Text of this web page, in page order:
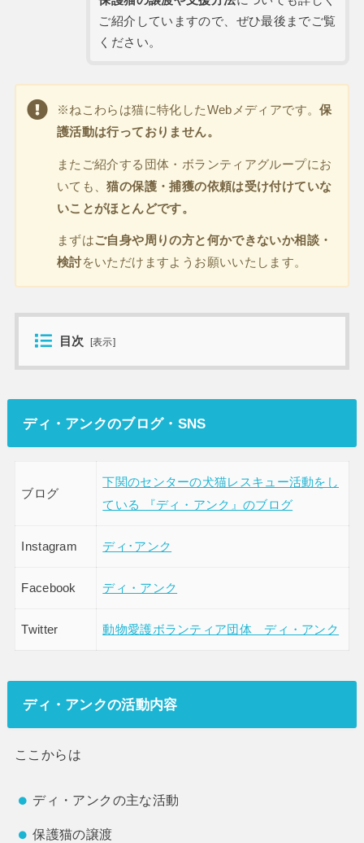
ご紹介していますので、ぜひ最後までご覧
ください。
※ねこわらは猫に特化したWebメディアです。保
護活動は行っておりません。
またご紹介する団体・ボランティアグループにお
いても、猫の保護・捕獲の依頼は受け付けていな
いことがほとんどです。
まずはご自身や周りの方と何かできないか相談・
検討をいただけますようお願いいたします。
目次 [表示]
ディ・アンクのブログ・SNS
ブログ
下関のセンターの犬猫レスキュー活動をし
ている 『ディ・アンク』のブログ
Instagram ディ･アンク
Facebook ディ・アンク
Twitter 動物愛護ボランティア団体 ディ・アンク
ディ・アンクの活動内容
ここからは
ディ・アンクの主な活動
保護猫の譲渡